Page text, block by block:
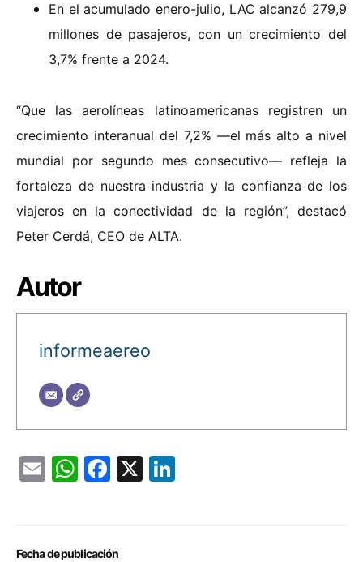
Fecha de publicación
En el acumulado enero-julio, LAC alcanzó 279,9
millones de pasajeros, con un crecimiento del
3,7% frente a 2024.
“Que las aerolíneas latinoamericanas registren un
crecimiento interanual del 7,2% —el más alto a nivel
mundial por segundo mes consecutivo— refleja la
fortaleza de nuestra industria y la confianza de los
viajeros en la conectividad de la región”, destacó
Peter Cerdá, CEO de ALTA.
Autor
informeaereo
EmailWhatsApp
Facebook
X